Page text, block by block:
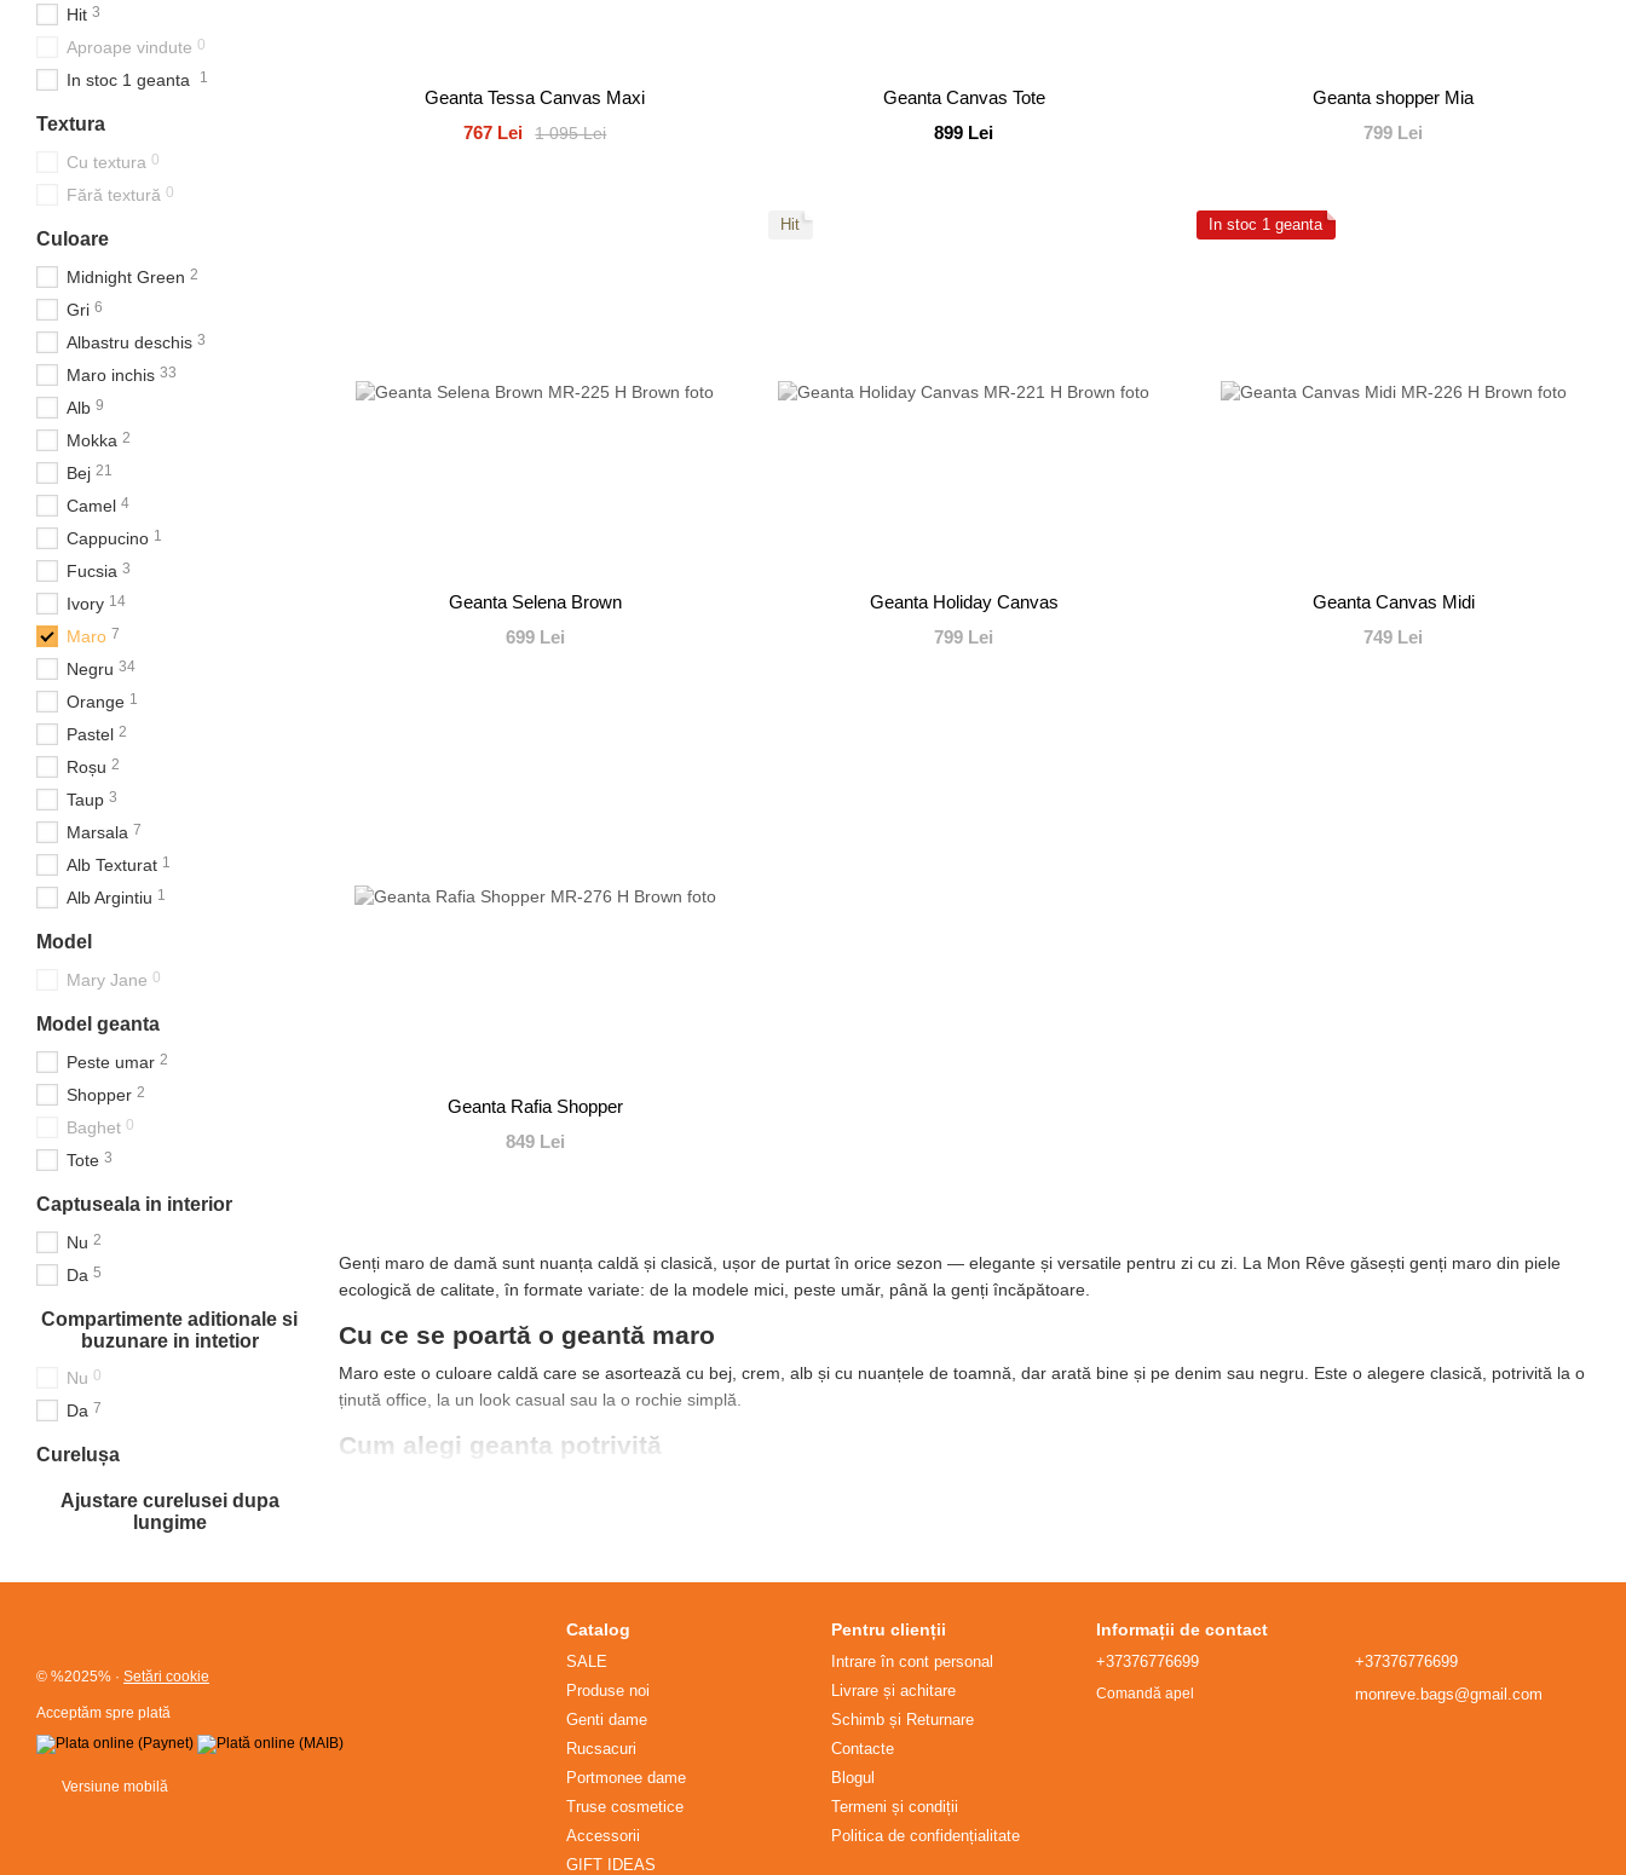
Genți maro de damă sunt nuanța caldă și clasică, ușor de purtat în orice sezon — elegante și versatile pentru zi cu zi. La Mon Rêve găsești genți maro din piele
ecologică de calitate, în formate variate: de la modele mici, peste umăr, până la genți încăpătoare.
Cu ce se poartă o geantă maro
Maro este o culoare caldă care se asortează cu bej, crem, alb și cu nuanțele de toamnă, dar arată bine și pe denim sau negru. Este o alegere clasică, potrivită la o
ținută office, la un look casual sau la o rochie simplă.
Cum alegi geanta potrivită
Cu tonuri calde (bej, crem), cu alb, denim sau negru — o culoare clasică, ușor de purtat tot anul.
Din ce material sunt gențile?
Cum îngrijești piele ecologică?
Șterge cu o lavetă moale, uscată sau ușor umedă; evită cremele pentru piele naturală și umezeala prelungită.
Geanta Tessa Canvas Maxi
1 095 Lei
767 Lei
Geanta Canvas Tote
899 Lei
Geanta shopper Mia
799 Lei
Geanta Selena Brown
699 Lei
Hit
Geanta Holiday Canvas
799 Lei
In stoc 1 geanta
Geanta Canvas Midi
749 Lei
Geanta Rafia Shopper
849 Lei
Hit 3
Aproape vindute 0
In stoc 1 geanta 1
Textura
Cu textura 0
Fără textură 0
Culoare
Midnight Green 2
Gri 6
Albastru deschis 3
Maro inchis 33
Alb 9
Mokka 2
Bej 21
Camel 4
Cappucino 1
Fucsia 3
Ivory 14
Maro 7
Negru 34
Orange 1
Pastel 2
Roșu 2
Taup 3
Marsala 7
Alb Texturat 1
Alb Argintiu 1
Model
Mary Jane 0
Model geanta
Peste umar 2
Shopper 2
Baghet 0
Tote 3
Captuseala in interior
Nu 2
Da 5
Compartimente aditionale si
buzunare in intetior
Nu 0
Da 7
Сurelușa
Ajustare curelusei dupa
lungime
© %2025% · Setări cookie
Acceptăm spre plată
Versiune mobilă
Catalog
SALE
Produse noi
Genti dame
Rucsacuri
Portmonee dame
Truse cosmetice
Accessorii
GIFT IDEAS
Pentru clienții
Intrare în cont personal
Livrare și achitare
Schimb și Returnare
Contacte
Blogul
Termeni și condiții
Politica de confidențialitate
Informații de contact
+37376776699
Comandă apel
+37376776699
monreve.bags@gmail.com